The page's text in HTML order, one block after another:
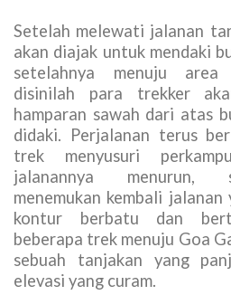
Setelah melewati jalanan
akan diajak untuk mendaki
setelahnya menuju area
disinilah para trekker
hamparan sawah dari atas
didaki. Perjalanan terus
trek menyusuri
jalanannya menurun,
menemukan kembali jalanan
kontur berbatu dan
beberapa trek menuju Goa
sebuah tanjakan yang
elevasi yang curam.